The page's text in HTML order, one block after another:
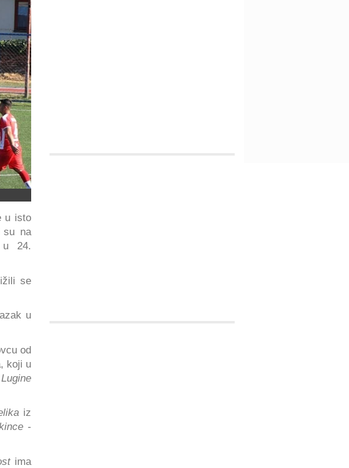
u isto
su na
24.
se
u
od
koji u
Lugine
iz
-
ima